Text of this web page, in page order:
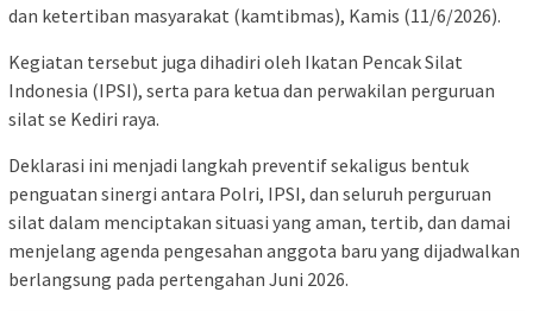
dan ketertiban masyarakat (kamtibmas), Kamis (11/6/2026).
Kegiatan tersebut juga dihadiri oleh Ikatan Pencak Silat
Indonesia (IPSI), serta para ketua dan perwakilan perguruan
silat se Kediri raya.
Deklarasi ini menjadi langkah preventif sekaligus bentuk
penguatan sinergi antara Polri, IPSI, dan seluruh perguruan
silat dalam menciptakan situasi yang aman, tertib, dan damai
menjelang agenda pengesahan anggota baru yang dijadwalkan
berlangsung pada pertengahan Juni 2026.